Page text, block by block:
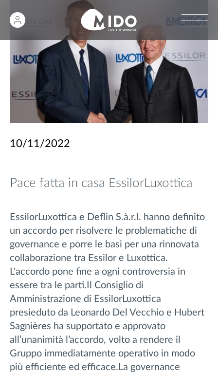
10/11/2022
Pace fatta in casa EssilorLuxottica
EssilorLuxottica e Deflin S.à.r.l. hanno definito
un accordo per risolvere le problematiche di
governance e porre le basi per una rinnovata
collaborazione tra Essilor e Luxottica.
L'accordo pone fine a ogni controversia in
essere tra le parti.Il Consiglio di
Amministrazione di EssilorLuxottica
presieduto da Leonardo Del Vecchio e Hubert
Sagnières ha supportato e approvato
all’unanimità l’accordo, volto a rendere il
Gruppo immediatamente operativo in modo
più efficiente ed efficace.La governance